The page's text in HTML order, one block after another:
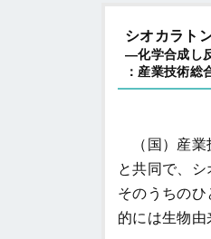
シオカラト
―化学合成し
：産業技術総
（国）産業
と共同で、
そのうちの
的には生物由